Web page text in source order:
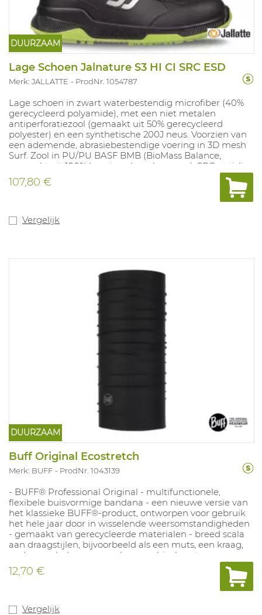
DUURZAAM
Lage Schoen Jalnature S3 HI CI SRC ESD
Merk: JALLATTE ProdNr. 1054787
Lage schoen in zwart waterbestendig microfiber (40%
gerecycleerd polyamide), met een niet metalen
antiperforatiezool (gemaakt uit 50% gerecycleerd
polyester) en een synthetische 200J neus. Voorzien van
een ademende, abrasiebestendige voering in 3D mesh
Surf. Zool in PU/PU BASF BMB (BioMass Balance,
gemaakt uit 100% hernieuwbare bronnen), SRC antislip,
bestand tegen oliën en zuren. Uitneembare
geperforeerde inlegzool Maxi-Soft Duo Green
samengesteld uit een laag PU Dynamic van BASF® met
BioMass Balance Elastopan, dit verbetert de
Maten: 35-48.
107,80 €
Vergelijk
...
DUURZAAM
Buff Original Ecostretch
Merk: BUFF ProdNr. 1043139
- BUFF® Professional Original - multifunctionele,
flexibele buisvormige bandana - een nieuwe versie van
het klassieke BUFF®-product, ontworpen voor gebruik
het hele jaar door in wisselende weersomstandigheden
- gemaakt van gerecycleerde materialen - breed scala
aan draagstijlen, bijvoorbeeld als een muts, een kraag,
onder een helm, een masker, een bivakmuts, een
hoofdband, op veel verschillende manieren
vastgemaakt enz. Kwaliteit: Micro Stretch: gerecycled
zwart, marine, kaki en wit.
12,70 €
Vergelijk